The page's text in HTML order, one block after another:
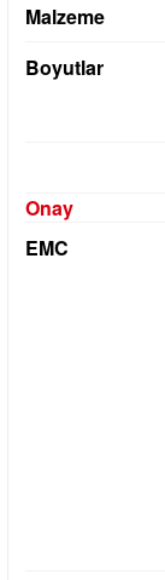
Malzeme
Boyutlar
Onay
EMC